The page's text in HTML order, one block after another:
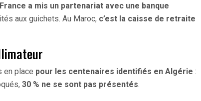
a mis un partenariat avec une banque
aux guichets. Au Maroc, c’est la caisse de retraite
en place pour les centenaires identifiés en Algérie :
30 % ne se sont pas présentés.